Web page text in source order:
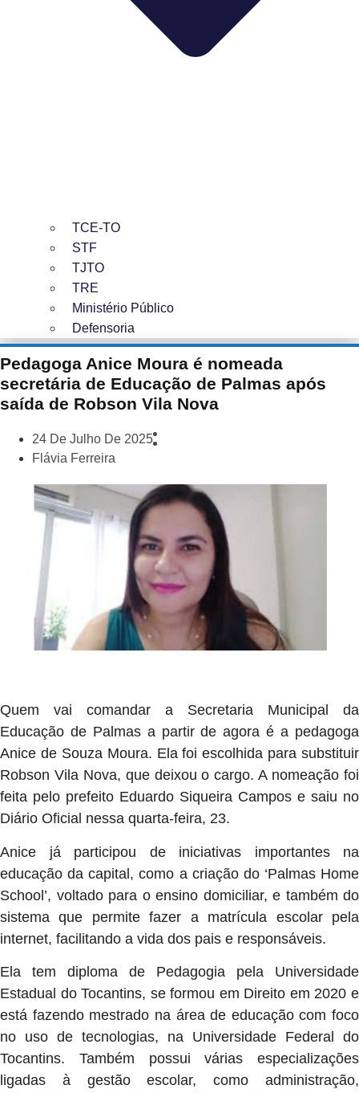
TCE-TO
STF
TJTO
TRE
Ministério Público
Defensoria
Pedagoga Anice Moura é nomeada
secretária de Educação de Palmas após
saída de Robson Vila Nova
24 De Julho De 2025
Flávia Ferreira
Quem vai comandar a Secretaria Municipal da
Educação de Palmas a partir de agora é a pedagoga
Anice de Souza Moura. Ela foi escolhida para substituir
Robson Vila Nova, que deixou o cargo. A nomeação foi
feita pelo prefeito Eduardo Siqueira Campos e saiu no
Diário Oficial nessa quarta-feira, 23.
Anice já participou de iniciativas importantes na
educação da capital, como a criação do ‘Palmas Home
School’, voltado para o ensino domiciliar, e também do
sistema que permite fazer a matrícula escolar pela
internet, facilitando a vida dos pais e responsáveis.
Ela tem diploma de Pedagogia pela Universidade
Estadual do Tocantins, se formou em Direito em 2020 e
está fazendo mestrado na área de educação com foco
no uso de tecnologias, na Universidade Federal do
Tocantins. Também possui várias especializações
ligadas à gestão escolar, como administração,